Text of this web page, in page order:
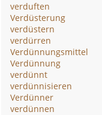
verduften
Verdüsterung
verdüstern
verdürren
Verdünnungsmittel
Verdünnung
verdünnt
verdünnisieren
Verdünner
verdünnen